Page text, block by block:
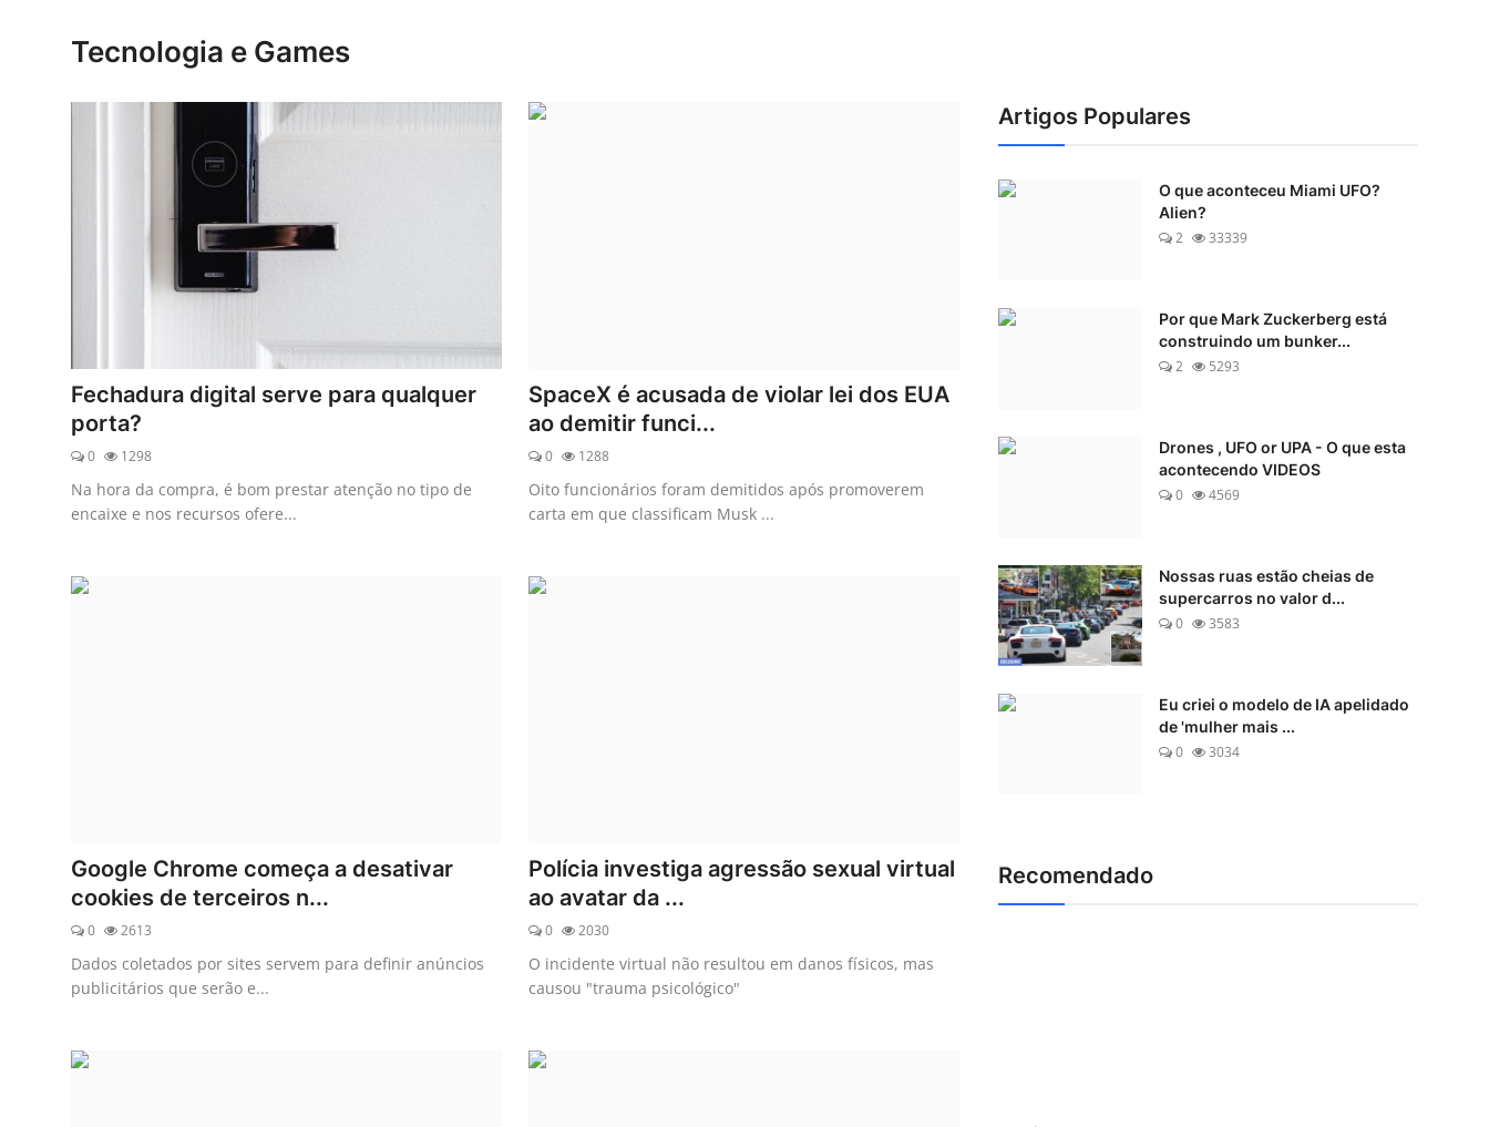
Tecnologia e Games
Fechadura digital serve para qualquer
porta?
0 1298
Na hora da compra, é bom prestar atenção no tipo de
encaixe e nos recursos ofere...
SpaceX é acusada de violar lei dos EUA
ao demitir funci...
0 1288
Oito funcionários foram demitidos após promoverem
carta em que classificam Musk ...
Google Chrome começa a desativar
cookies de terceiros n...
0 2613
Dados coletados por sites servem para definir anúncios
publicitários que serão e...
Polícia investiga agressão sexual virtual
ao avatar da ...
0 2030
O incidente virtual não resultou em danos físicos, mas
causou "trauma psicológico"
Artigos Populares
O que aconteceu Miami UFO?
Alien?
2
33339
Por que Mark Zuckerberg está
construindo um bunker...
2
5293
Drones , UFO or UPA - O que esta
acontecendo VIDEOS
0
4569
Nossas ruas estão cheias de
supercarros no valor d...
0
3583
Eu criei o modelo de IA apelidado
de 'mulher mais ...
0
3034
Recomendado